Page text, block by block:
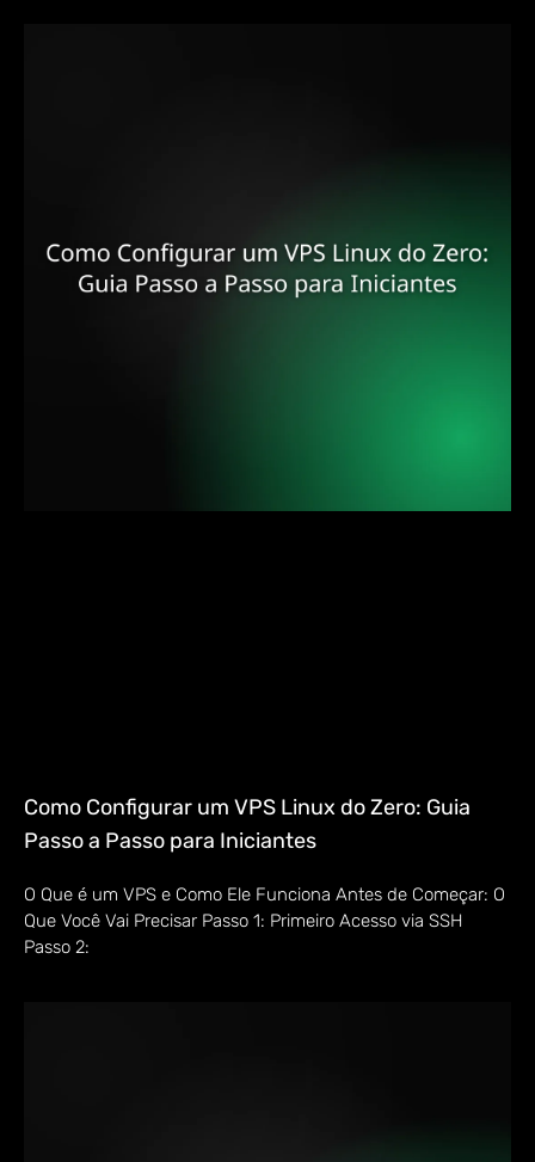
Como Configurar um VPS Linux do Zero: Guia
Passo a Passo para Iniciantes
O Que é um VPS e Como Ele Funciona Antes de Começar: O
Que Você Vai Precisar Passo 1: Primeiro Acesso via SSH
Passo 2: